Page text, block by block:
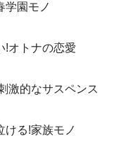
学園モノ
!オトナの恋愛
激的なサスペンス
ける!家族モノ